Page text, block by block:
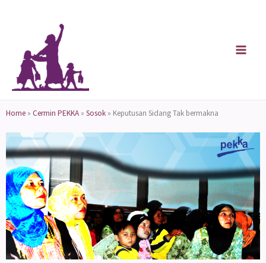
Home » Cermin PEKKA » Sosok » Keputusan Sidang Tak bermakna